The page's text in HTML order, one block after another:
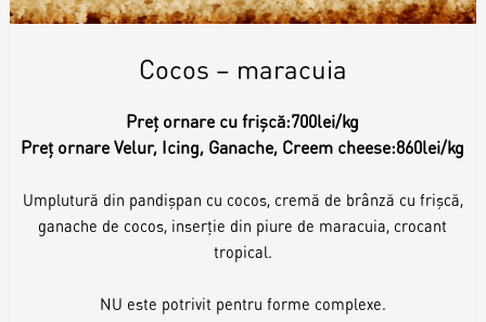
Cocos – maracuia
Preț ornare cu frișcă:700lei/kg
Preț ornare Velur, Icing, Ganache, Creem cheese:860lei/kg
Umplutură din pandișpan cu cocos, cremă de brânză cu frișcă,
ganache de cocos, inserție din piure de maracuia, crocant
tropical.
NU este potrivit pentru forme complexe.